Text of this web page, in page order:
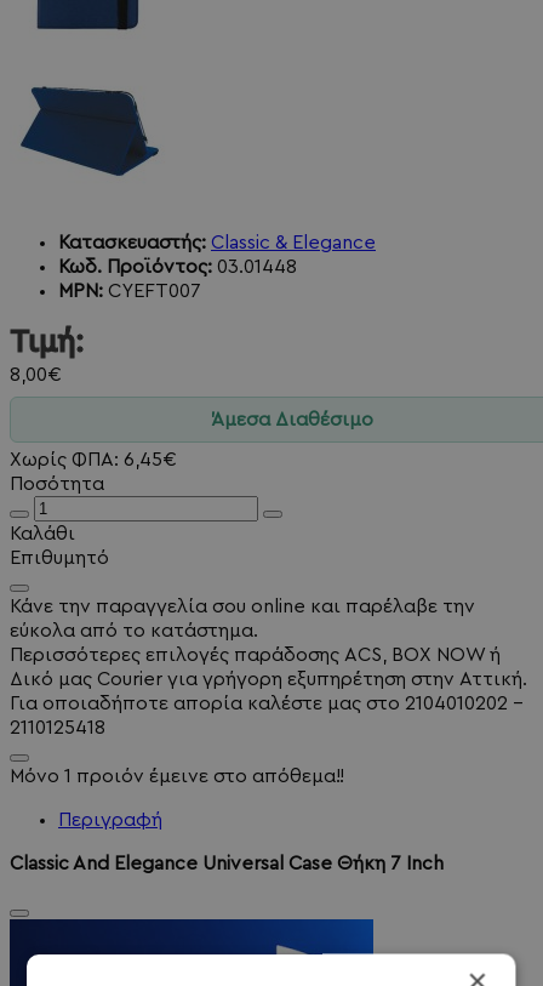
Κατασκευαστής: Classic & Elegance
Κωδ. Προϊόντος: 03.01448
MPN: CYEFT007
Τιμή:
8,00€
Άμεσα Διαθέσιμο
Χωρίς ΦΠΑ: 6,45€
Ποσότητα
Καλάθι
Επιθυμητό
Κάνε την παραγγελία σου online και παρέλαβε την
εύκολα από το κατάστημα.
Περισσότερες επιλογές παράδοσης ACS, BOX NOW ή
Δικό μας Courier για γρήγορη εξυπηρέτηση στην Αττική.
Για οποιαδήποτε απορία καλέστε μας στο 2104010202 -
2110125418
Μόνο 1 προιόν έμεινε στο απόθεμα!!
Περιγραφή
Classic And Elegance Universal Case Θήκη 7 Inch